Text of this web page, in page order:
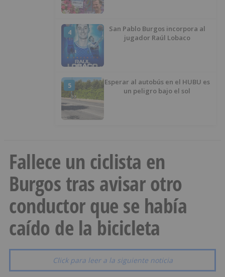
4
San Pablo Burgos incorpora al
jugador Raúl Lobaco
5
Esperar al autobús en el HUBU es
un peligro bajo el sol
Fallece un ciclista en
Burgos tras avisar otro
conductor que se había
caído de la bicicleta
Click para leer a la siguiente noticia